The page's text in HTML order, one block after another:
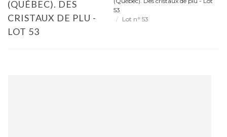
(QUÉBEC). DES
CRISTAUX DE PLU -
LOT 53
53
Lot n° 53